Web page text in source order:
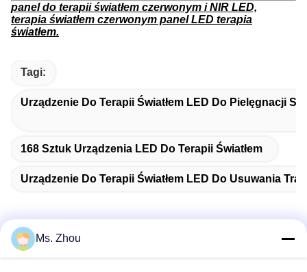
panel do terapii światłem czerwonym i NIR LED,
terapia światłem czerwonym panel LED terapia
światłem.
Tagi:
Urządzenie Do Terapii Światłem LED Do Pielęgnacji
168 Sztuk Urządzenia LED Do Terapii Światłem
Urządzenie Do Terapii Światłem LED Do Usuwania
Ms. Zhou